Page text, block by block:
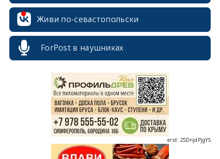
Живи по-севастопольски
ForPost в наушниках
erid: 2SDnjdPjgYS